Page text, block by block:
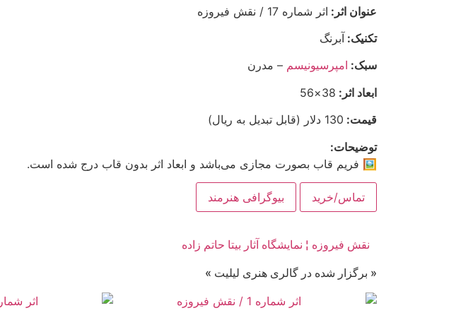
عنوان اثر: اثر شماره 17 / نقش فیروزه
تکنیک: آبرنگ
سبک: امپرسیونیسم – مدرن
ابعاد اثر: 38×56
قیمت: 130 دلار (قابل تبدیل به ریال)
توضیحات:
🖼 فریم قاب بصورت مجازی می‌باشد و ابعاد اثر بدون قاب درج شده است.
تماس/خرید بیوگرافی هنرمند
نقش فیروزه ¦ نمایشگاه آثار بیتا حاتم زاده
« برگزار شده در گالری هنری لیلیت »